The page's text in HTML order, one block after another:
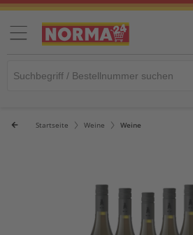
Startseite Weine Weine